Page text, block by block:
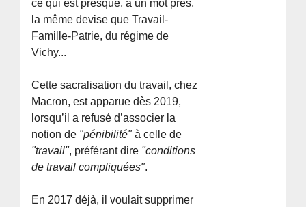
ce qui est presque, à un mot près,
la même devise que Travail-
Famille-Patrie, du régime de
Vichy...
Cette sacralisation du travail, chez
Macron, est apparue dès 2019,
lorsqu’il a refusé d’associer la
notion de "pénibilité"à celle de
"travail", préférant dire "conditions
de travail compliquées".
En 2017 déjà, il voulait supprimer